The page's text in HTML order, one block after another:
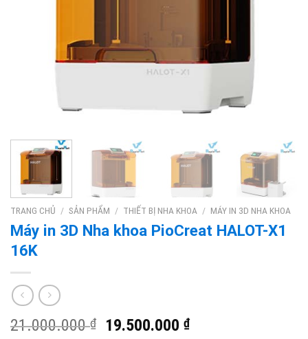
TRANG CHỦ / SẢN PHẨM / THIẾT BỊ NHA KHOA / MÁY IN 3D NHA KHOA
Máy in 3D Nha khoa PioCreat HALOT-X1
16K
21.000.000₫ 19.500.000₫